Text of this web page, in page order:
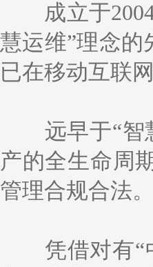
成立于
慧运维”理念的
已在移动互联
远早于“智
产的全生命周
管理合规合法。
凭借对有